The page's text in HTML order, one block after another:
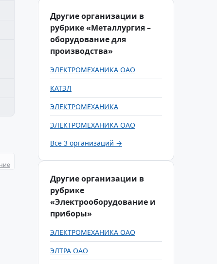
Другие организации в
рубрике «Металлургия –
оборудование для
производства»
ЭЛЕКТРОМЕХАНИКА ОАО
КАТЭЛ
ЭЛЕКТРОМЕХАНИКА
ЭЛЕКТРОМЕХАНИКА ОАО
Все 3 организаций →
Другие организации в
рубрике
«Электрооборудование и
приборы»
ЭЛЕКТРОМЕХАНИКА ОАО
ЭЛТРА ОАО